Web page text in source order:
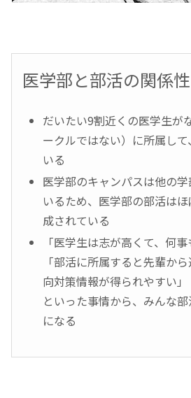
医学部と部活の関係性
だいたい9割近くの医学生が
ークルではない）に所属し
いる
医学部のキャンパスは他の
いるため、医学部の部活は
成されている
「医学生は志が高くて、何
「部活に所属すると先輩か
向対策情報が得られやすい」
といった事情から、みんな
になる